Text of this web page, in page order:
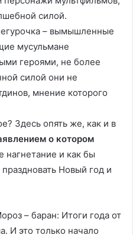
силой.
– вымышленные
мусульмане
героями, не более
силой они не
мнение которого
Здесь опять же, как и в
о котором
нагнетание и как бы
Новый год и